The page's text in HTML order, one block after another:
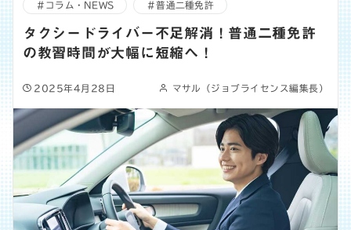
＃コラム・NEWS ＃普通二種免許
タクシードライバー不足解消！普通二種免許
の教習時間が大幅に短縮へ！
2025年4月28日 マサル（ジョブライセンス編集長）